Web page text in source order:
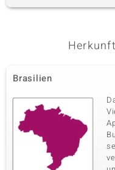
Brasilien